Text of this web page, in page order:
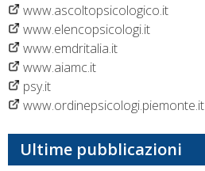
www.ascoltopsicologico.it
www.elencopsicologi.it
www.emdritalia.it
www.aiamc.it
psy.it
www.ordinepsicologi.piemonte.it
Ultime pubblicazioni